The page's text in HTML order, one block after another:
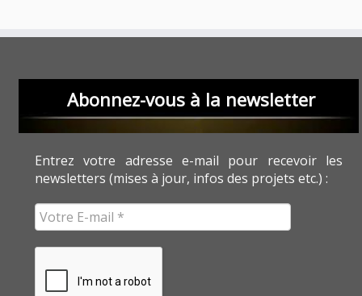
Abonnez-vous à la newsletter
Entrez votre adresse e-mail pour recevoir les
newsletters (mises à jour, infos des projets etc.) :